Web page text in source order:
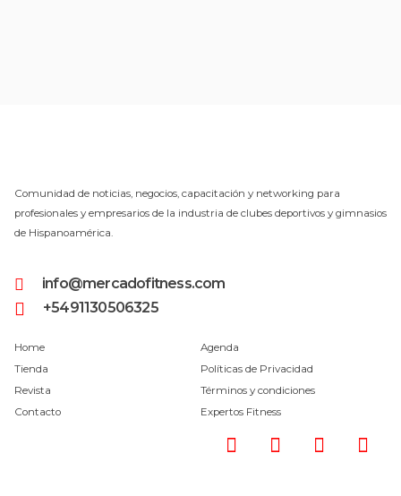
Comunidad de noticias, negocios, capacitación y networking para
profesionales y empresarios de la industria de clubes deportivos y gimnasios
de Hispanoamérica.
info@mercadofitness.com
+5491130506325
Home
Tienda
Revista
Contacto
Agenda
Políticas de Privacidad
Términos y condiciones
Expertos Fitness